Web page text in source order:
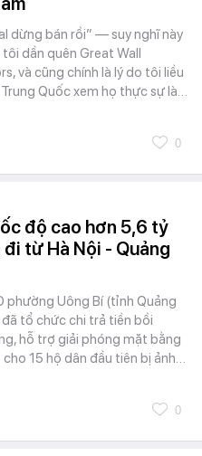
dừng bán rồi” — suy nghĩ này
tôi dần quên Great Wall
và cũng chính là lý do tôi liều
Quốc xem họ thực sự là…
0
độ cao hơn 5,6 tỷ
từ Hà Nội - Quảng
phường Uông Bí (tỉnh Quảng
đã tổ chức chi trả tiền bồi
hỗ trợ giải phóng mặt bằng
cho 15 hộ dân đầu tiên bị ảnh…
0